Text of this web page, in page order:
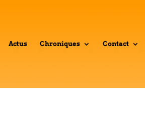
Actus Chroniques Contact